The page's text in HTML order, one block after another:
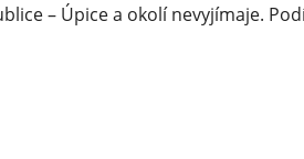
– Úpice a okolí nevyjímaje.